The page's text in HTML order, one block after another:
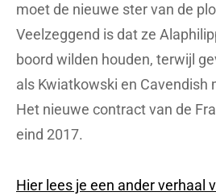
moet de nieuwe ster van de
Veelzeggend is dat ze
boord wilden houden, terwijl
als Kwiatkowski en Cavendish
Het nieuwe contract van de
eind 2017.
Hier lees je een ander verhaal